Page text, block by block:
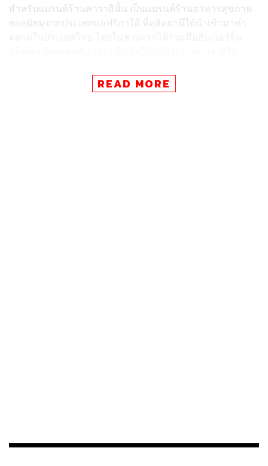
สำหรับแบรนด์ร้านคาวาอินั้น เป็นแบรนด์ร้านอาหารสุขภาพ
ยอดนิยมจากประเทศแอฟริกาใต้ ที่ดุสิตธานีได้นำเข้ามาทำ
READ MORE